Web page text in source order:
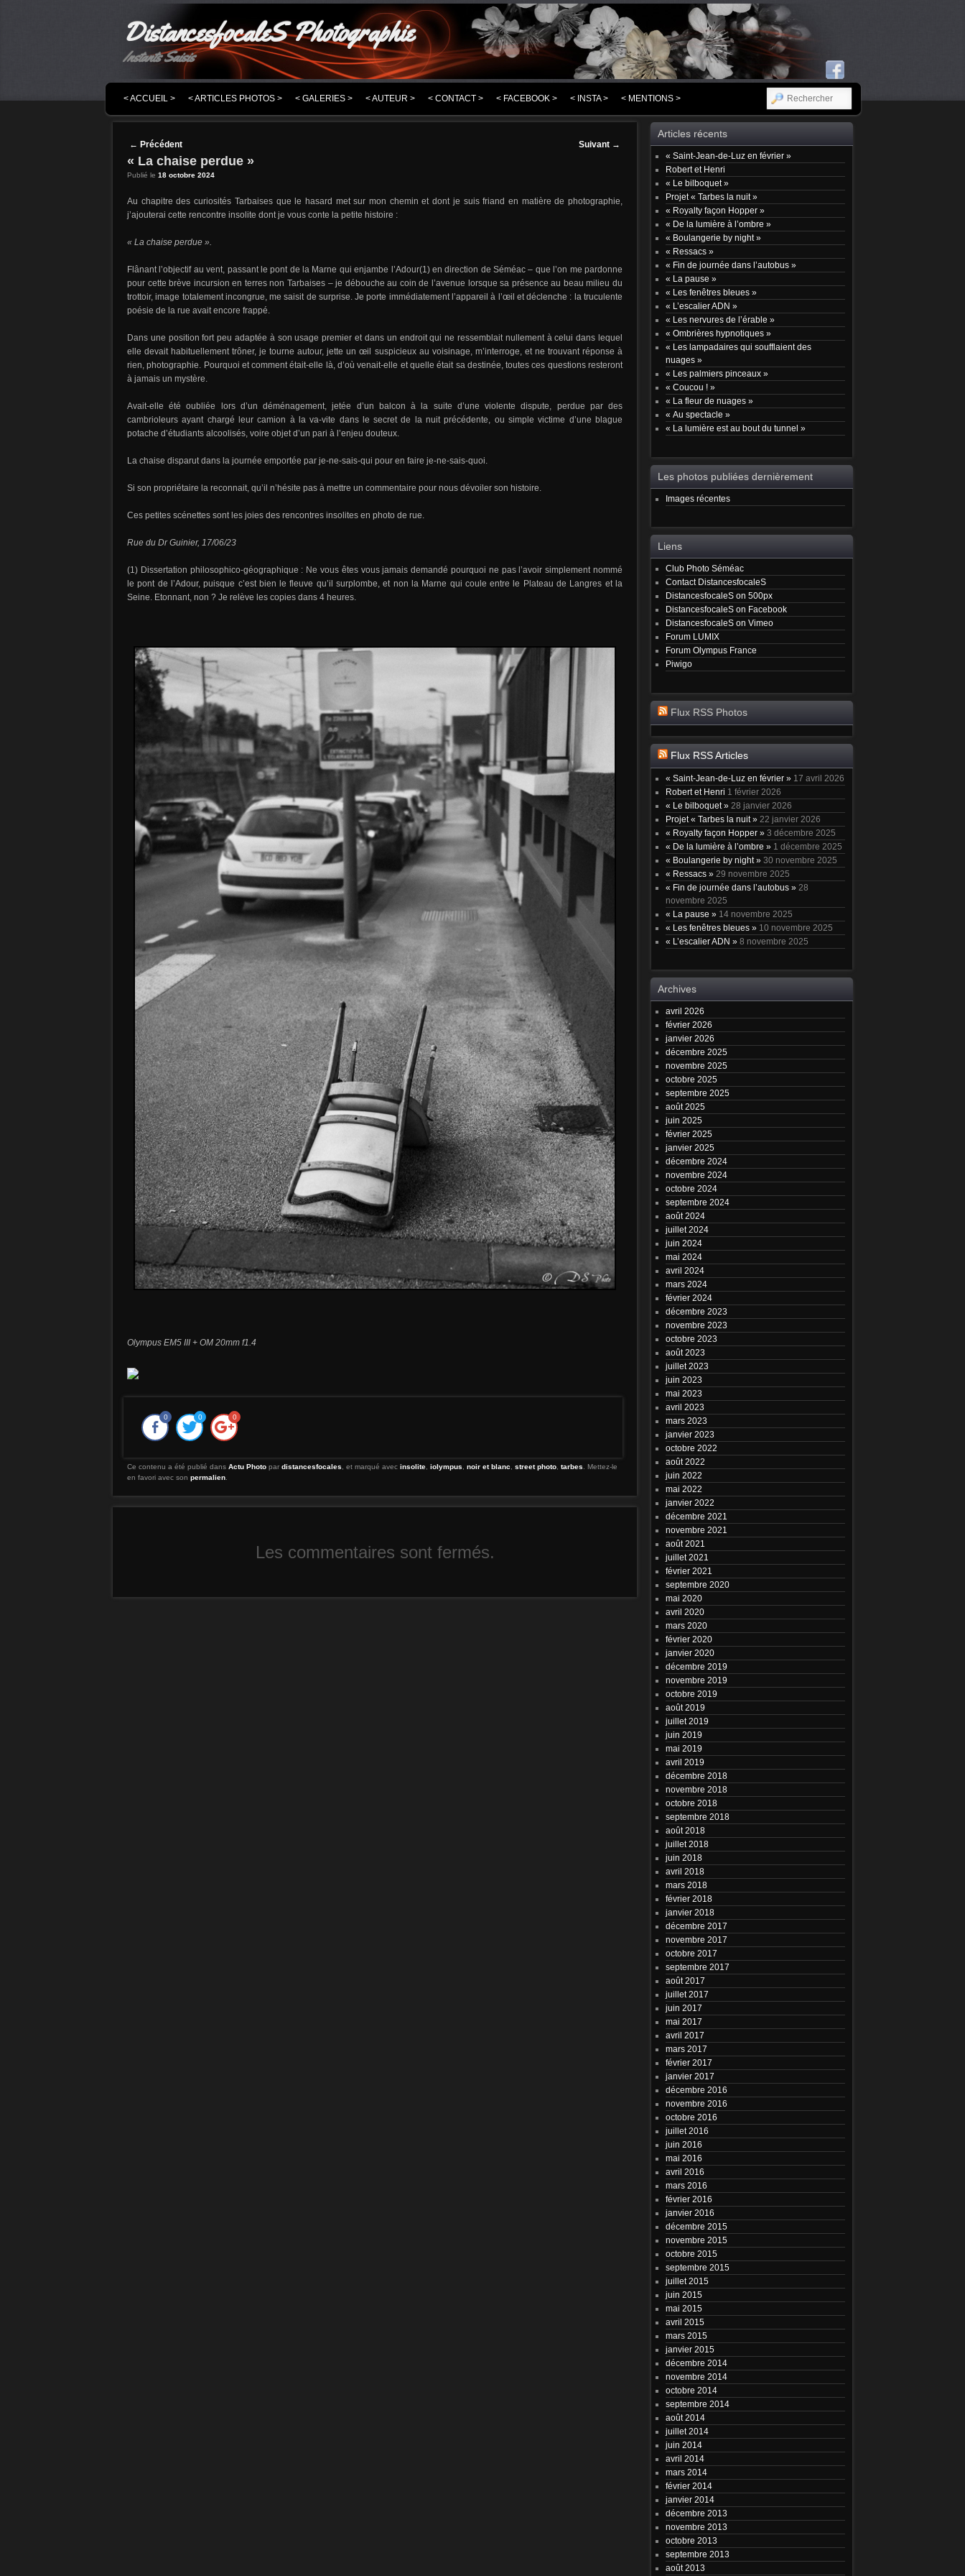
DistancesfocaleS Photographie
Instants Saisis
MASQUER LA NAVIGATION PRINCIPALE
MASQUER LA NAVIGATION SECONDAIRE
< ACCUEIL > < ARTICLES PHOTOS > < GALERIES > < AUTEUR > < CONTACT > < FACEBOOK > < INSTA > < MENTIONS > RECHERCHER
Post navigation
← Précédent Suivant →
« La chaise perdue »
Publié le 18 octobre 2024
Au chapitre des curiosités Tarbaises que le hasard met sur mon chemin et dont je suis friand en matière de photographie,
j’ajouterai cette rencontre insolite dont je vous conte la petite histoire :
« La chaise perdue ».
Flânant l’objectif au vent, passant le pont de la Marne qui enjambe l’Adour(1) en direction de Séméac – que l’on me pardonne
pour cette brève incursion en terres non Tarbaises – je débouche au coin de l’avenue lorsque sa présence au beau milieu du
trottoir, image totalement incongrue, me saisit de surprise. Je porte immédiatement l’appareil à l’œil et déclenche : la truculente
poésie de la rue avait encore frappé.
Dans une position fort peu adaptée à son usage premier et dans un endroit qui ne ressemblait nullement à celui dans lequel
elle devait habituellement trôner, je tourne autour, jette un œil suspicieux au voisinage, m’interroge, et ne trouvant réponse à
rien, photographie. Pourquoi et comment était-elle là, d’où venait-elle et quelle était sa destinée, toutes ces questions resteront
à jamais un mystère.
Avait-elle été oubliée lors d’un déménagement, jetée d’un balcon à la suite d’une violente dispute, perdue par des
cambrioleurs ayant chargé leur camion à la va-vite dans le secret de la nuit précédente, ou simple victime d’une blague
potache d’étudiants alcoolisés, voire objet d’un pari à l’enjeu douteux.
La chaise disparut dans la journée emportée par je-ne-sais-qui pour en faire je-ne-sais-quoi.
Si son propriétaire la reconnait, qu’il n’hésite pas à mettre un commentaire pour nous dévoiler son histoire.
Ces petites scénettes sont les joies des rencontres insolites en photo de rue.
Rue du Dr Guinier, 17/06/23
(1) Dissertation philosophico-géographique : Ne vous êtes vous jamais demandé pourquoi ne pas l’avoir simplement nommé
le pont de l’Adour, puisque c’est bien le fleuve qu’il surplombe, et non la Marne qui coule entre le Plateau de Langres et la
Seine. Etonnant, non ? Je relève les copies dans 4 heures.
Olympus EM5 III + OM 20mm f1.4
0 0 0
Ce contenu a été publié dans Actu Photo par distancesfocales, et marqué avec insolite, iolympus, noir et blanc, street photo, tarbes. Mettez-le
en favori avec son permalien.
Les commentaires sont fermés.
Articles récents
« Saint-Jean-de-Luz en février »
Robert et Henri
« Le bilboquet »
Projet « Tarbes la nuit »
« Royalty façon Hopper »
« De la lumière à l’ombre »
« Boulangerie by night »
« Ressacs »
« Fin de journée dans l’autobus »
« La pause »
« Les fenêtres bleues »
« L’escalier ADN »
« Les nervures de l’érable »
« Ombrières hypnotiques »
« Les lampadaires qui soufflaient des
nuages »
« Les palmiers pinceaux »
« Coucou ! »
« La fleur de nuages »
« Au spectacle »
« La lumière est au bout du tunnel »
Les photos publiées dernièrement
Images récentes
Liens
Club Photo Séméac
Contact DistancesfocaleS
DistancesfocaleS on 500px
DistancesfocaleS on Facebook
DistancesfocaleS on Vimeo
Forum LUMIX
Forum Olympus France
Piwigo
Flux RSS Photos
Flux RSS Articles
« Saint-Jean-de-Luz en février » 17 avril 2026
Robert et Henri 1 février 2026
« Le bilboquet » 28 janvier 2026
Projet « Tarbes la nuit » 22 janvier 2026
« Royalty façon Hopper » 3 décembre 2025
« De la lumière à l’ombre » 1 décembre 2025
« Boulangerie by night » 30 novembre 2025
« Ressacs » 29 novembre 2025
« Fin de journée dans l’autobus » 28
novembre 2025
« La pause » 14 novembre 2025
« Les fenêtres bleues » 10 novembre 2025
« L’escalier ADN » 8 novembre 2025
Archives
avril 2026
février 2026
janvier 2026
décembre 2025
novembre 2025
octobre 2025
septembre 2025
août 2025
juin 2025
février 2025
janvier 2025
décembre 2024
novembre 2024
octobre 2024
septembre 2024
août 2024
juillet 2024
juin 2024
mai 2024
avril 2024
mars 2024
février 2024
décembre 2023
novembre 2023
octobre 2023
août 2023
juillet 2023
juin 2023
mai 2023
avril 2023
mars 2023
janvier 2023
octobre 2022
août 2022
juin 2022
mai 2022
janvier 2022
décembre 2021
novembre 2021
août 2021
juillet 2021
février 2021
septembre 2020
mai 2020
avril 2020
mars 2020
février 2020
janvier 2020
décembre 2019
novembre 2019
octobre 2019
août 2019
juillet 2019
juin 2019
mai 2019
avril 2019
décembre 2018
novembre 2018
octobre 2018
septembre 2018
août 2018
juillet 2018
juin 2018
avril 2018
mars 2018
février 2018
janvier 2018
décembre 2017
novembre 2017
octobre 2017
septembre 2017
août 2017
juillet 2017
juin 2017
mai 2017
avril 2017
mars 2017
février 2017
janvier 2017
décembre 2016
novembre 2016
octobre 2016
juillet 2016
juin 2016
mai 2016
avril 2016
mars 2016
février 2016
janvier 2016
décembre 2015
novembre 2015
octobre 2015
septembre 2015
juillet 2015
juin 2015
mai 2015
avril 2015
mars 2015
janvier 2015
décembre 2014
novembre 2014
octobre 2014
septembre 2014
août 2014
juillet 2014
juin 2014
avril 2014
mars 2014
février 2014
janvier 2014
décembre 2013
novembre 2013
octobre 2013
septembre 2013
août 2013